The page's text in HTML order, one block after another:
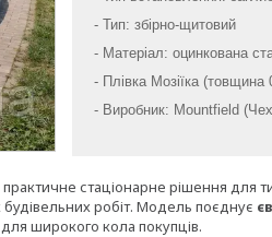
- Тип: збірно-щитовий
- Матеріал: оцинкована
- Плівка Мозіїка
- Виробник: Mountfield
стаціонарне рішення для
робіт. Модель поєднує
широкого кола покупців.